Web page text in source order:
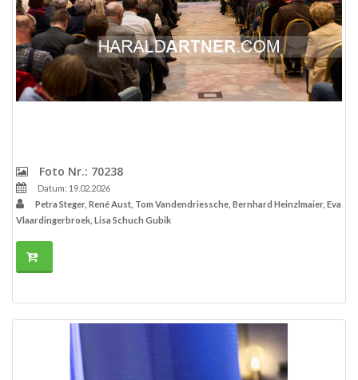
Foto Nr.: 70238
Datum: 19.02.2026
Petra Steger, René Aust, Tom Vandendriessche, Bernhard Heinzlmaier, Eva
Vlaardingerbroek, Lisa Schuch Gubik